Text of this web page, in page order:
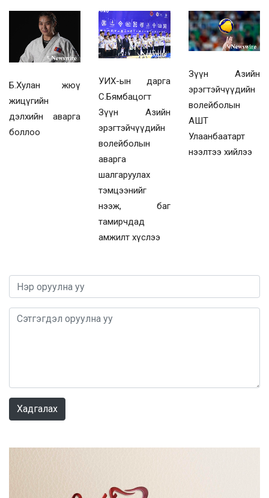
Б.Хулан жюү
жицүгийн
дэлхийн аварга
боллоо
УИХ-ын дарга
С.Бямбацогт
Зүүн Азийн
эрэгтэйчүүдийн
волейболын
аварга
шалгаруулах
тэмцээнийг
нээж, баг
тамирчдад
амжилт хүслээ
Зүүн Азийн
эрэгтэйчүүдийн
волейболын
АШТ
Улаанбаатарт
нээлтээ хийлээ
Хадгалах